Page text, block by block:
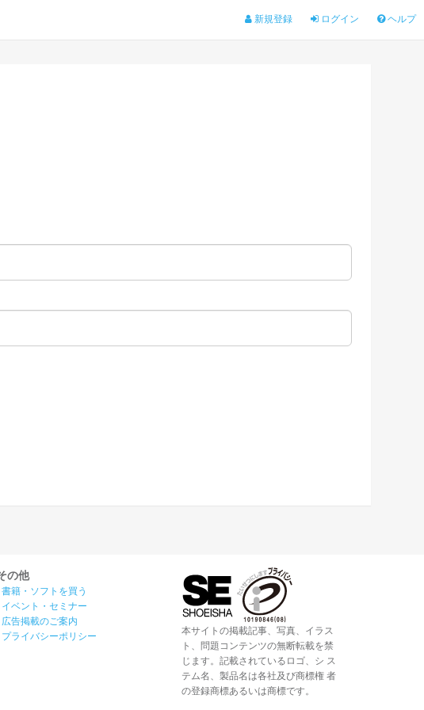
新規登録 ログイン ヘルプ
の他
書籍・ソフトを買う
イベント・セミナー
広告掲載のご案内
プライバシーポリシー
本サイトの掲載記事、写真、イラス
ト、問題コンテンツの無断転載を禁
じます。記載されているロゴ、シ ス
テム名、製品名は各社及び商標権 者
の登録商標あるいは商標です。